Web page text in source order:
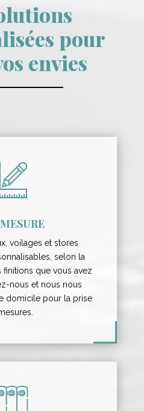
pour
envies
voilages et stores
selon la
finitions que vous avez
nous et nous nous
domicile pour la prise